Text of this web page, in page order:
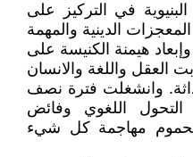
في التركيز على
الدينية والمهمة
هيمنة الكنيسة على
العقل واللغة والانسان
وانشغلت فترة نصف
اللغوي وفائض
محموم مهاجمة كل شيء